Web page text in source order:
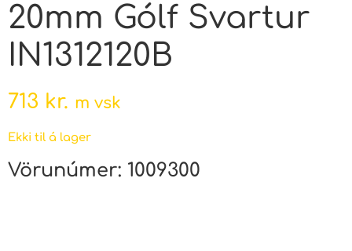
20mm Gólf Svartur
IN1312120B
713 kr. m vsk
Ekki til á lager
Vörunúmer: 1009300